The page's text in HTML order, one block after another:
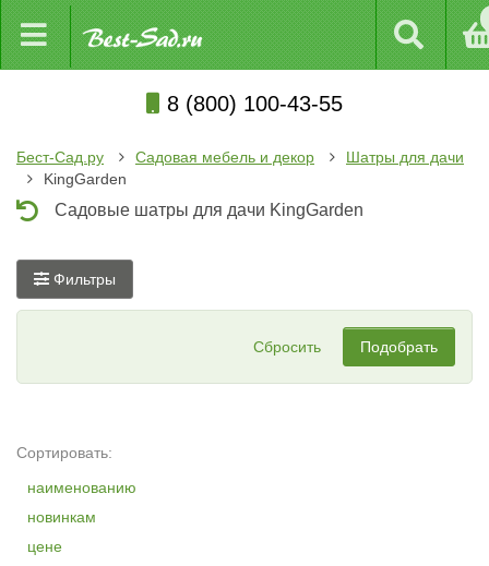
8 (800) 100-43-55
Бест-Сад.ру Садовая мебель и декор
Шатры для дачи
KingGarden
Садовые шатры для дачи KingGarden
Фильтры
Сбросить Подобрать
Сортировать:
наименованию
новинкам
цене